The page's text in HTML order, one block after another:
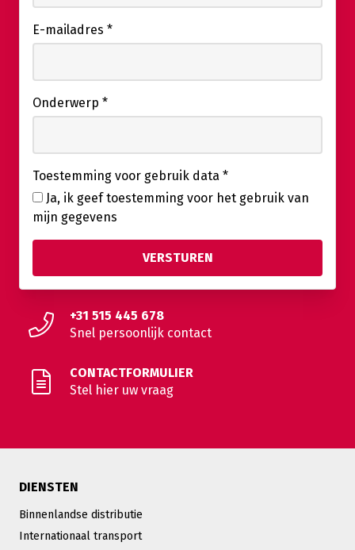
E-mailadres *
Onderwerp *
Toestemming voor gebruik data *
Ja, ik geef toestemming voor het gebruik van
mijn gegevens
+31 515 445 678
Snel persoonlijk contact
CONTACTFORMULIER
Stel hier uw vraag
DIENSTEN
Binnenlandse distributie
Internationaal transport